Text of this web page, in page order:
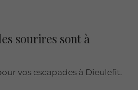
sourires sont à
vos escapades à Dieulefit.